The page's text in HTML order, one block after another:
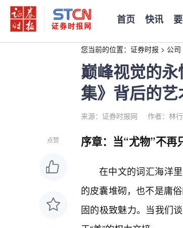
首页 快讯
您当前的位置： 证券时报 > 公司
巅峰视觉的
集》背后的
来源：证券时报网 作者：林
点赞 序章：当“尤物”不再
在中文的词汇海洋
的皮囊堆砌，也不是庸
固的极致魅力。当我们